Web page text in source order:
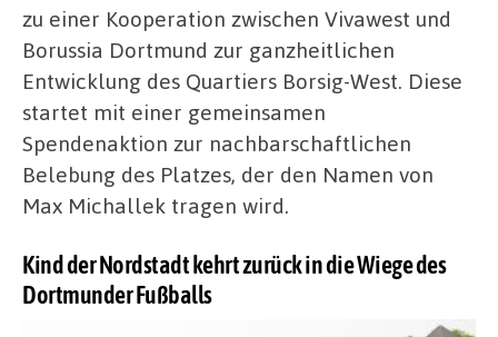
zu einer Kooperation zwischen Vivawest und
Borussia Dortmund zur ganzheitlichen
Entwicklung des Quartiers Borsig-West. Diese
startet mit einer gemeinsamen
Spendenaktion zur nachbarschaftlichen
Belebung des Platzes, der den Namen von
Max Michallek tragen wird.
Kind der Nordstadt kehrt zurück in die Wiege des
Dortmunder Fußballs